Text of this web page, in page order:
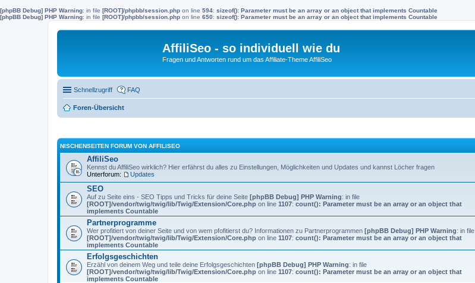
[phpBB Debug] PHP Warning: in file [ROOT]/phpbb/session.php on line 594: sizeof(): Parameter must be an array or an object that implements Countable
[phpBB Debug] PHP Warning: in file [ROOT]/phpbb/session.php on line 650: sizeof(): Parameter must be an array or an object that implements Countable
AffiliSeo - so individuell wie du
Fragen und Antworten rund um das Affiliate-Theme AffiliSeo
Schnellzugriff FAQ
Foren-Übersicht
NISCHENSEITEN FORUM VON AFFILISEO
AffiliSeo
Kennst du AffiliSeo wirklich? Hier erfährst du alles zu Einstellungen, Möglichkeiten und Updates und kannst Löcher fragen
Unterforum:
Updates
SEO
Auf zu Seite eins - SEO Tipps und Tricks für deine Seite [phpBB Debug] PHP Warning: in file
[ROOT]/vendor/twig/twig/lib/Twig/Extension/Core.php on line 1107: count(): Parameter must be an array or an object that
implements Countable
Partnerprogramme
Wer profitiert von deiner Seite und von wem pfofitierst du? Informationen zu Partnerprogrammen [phpBB Debug] PHP Warning: in file
[ROOT]/vendor/twig/twig/lib/Twig/Extension/Core.php on line 1107: count(): Parameter must be an array or an object that
implements Countable
Erfolgsgeschichten
Erzähl von deinem Weg und teile deine Erfolgsgeschichten [phpBB Debug] PHP Warning: in file
[ROOT]/vendor/twig/twig/lib/Twig/Extension/Core.php on line 1107: count(): Parameter must be an array or an object that
implements Countable